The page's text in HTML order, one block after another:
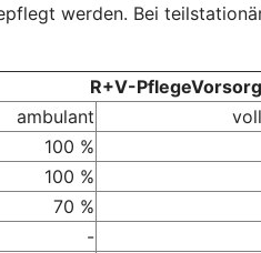
werden. Bei
R+V-
ambulant
100 %
100 %
70 %
-